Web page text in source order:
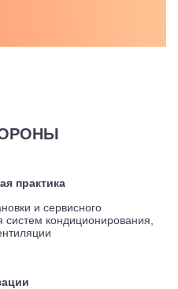
практика
и сервисного
систем кондиционирования,